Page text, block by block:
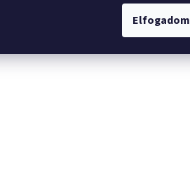
Elfogadom